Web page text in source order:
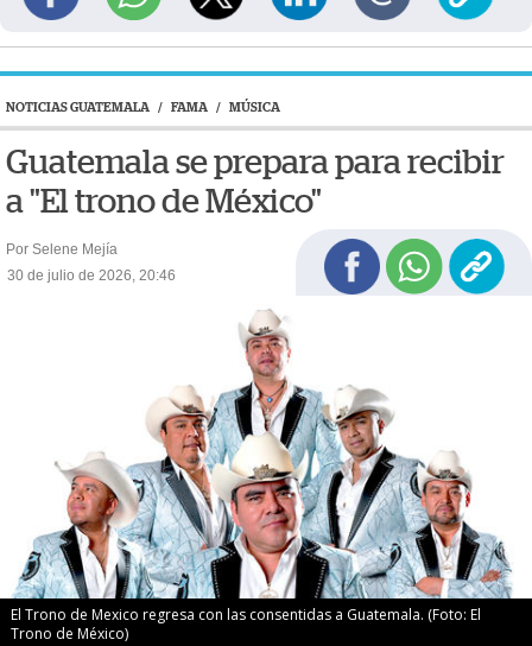
NOTICIAS GUATEMALA / FAMA / MÚSICA
Guatemala se prepara para recibir
a "El trono de México"
Por Selene Mejía
30 de julio de 2026, 20:46
El Trono de Mexico regresa con las consentidas a Guatemala. (Foto: El
Trono de México)